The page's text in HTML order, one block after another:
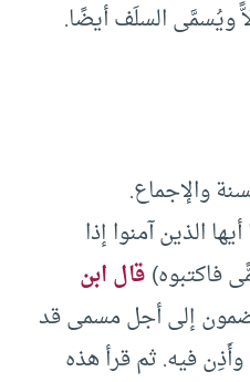
ويُسمَّى السلَف أيضًا.
والإجماع.
الذين آمنوا إذا
فاكتبوه)قال ابن
إلى أجل مسمى قد
فيه. ثم قرأ هذه